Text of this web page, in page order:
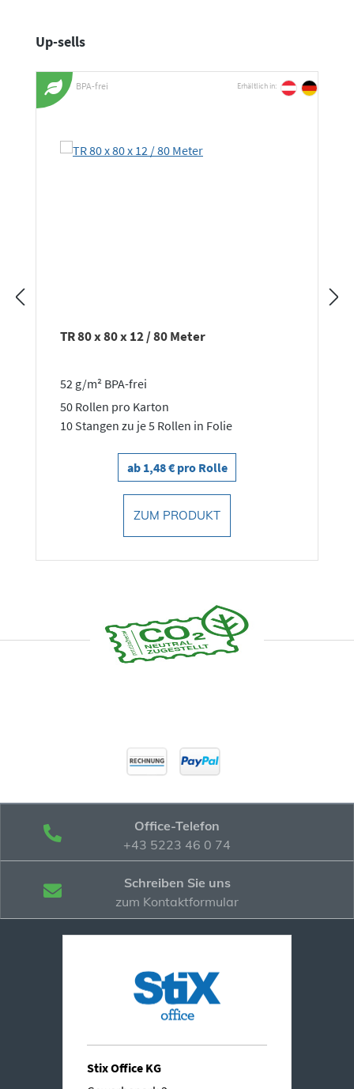
Produktgalerie überspringen
Up-sells
BPA-frei Erhältlich in:
TR 80 x 80 x 12 / 80 Meter
52 g/m² BPA-frei
50 Rollen pro Karton
10 Stangen zu je 5 Rollen in Folie
ab 1,48 € pro Rolle
ZUM PRODUKT
Office-Telefon
+43 5223 46 0 74
Schreiben Sie uns
zum Kontaktformular
Stix Office KG